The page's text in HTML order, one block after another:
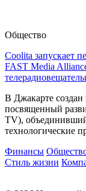
Общество
Coolita запускает
FAST Media
В Джакарте создан
посвященный
TV),
технологические
Финансы
Стиль жизни